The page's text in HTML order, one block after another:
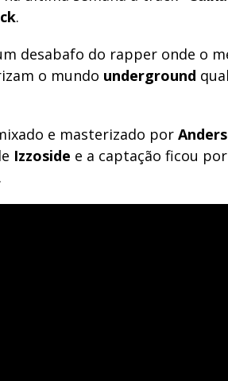
.
desabafo do rapper onde o
o mundo underground
e masterizado por
Izzoside e a captação ficou
.